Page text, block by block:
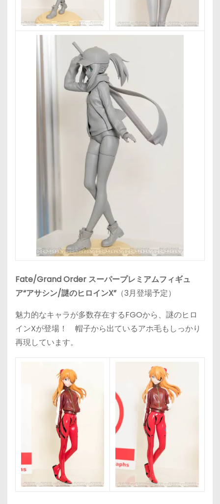
Fate/Grand Order スーパープレミアムフィギュ
ア“アサシン/謎のヒロインX”（3月登場予定）
魅力的なキャラが多数存在するFGOから、謎のヒロ
インXが登場！ 帽子から出ているアホ毛もしっかり
再現しています。